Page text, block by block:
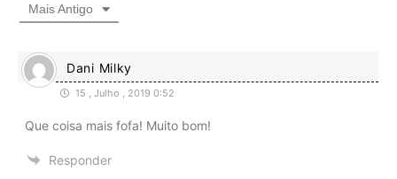
Mais Antigo
Dani Milky
15 , Julho , 2019 0:52
Que coisa mais fofa! Muito bom!
Responder